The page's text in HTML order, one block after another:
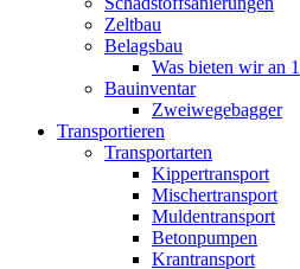
Zeltbau
Belagsbau
Was bieten wir an 1
Bauinventar
Zweiwegebagger
Transportieren
Transportarten
Kippertransport
Mischertransport
Muldentransport
Betonpumpen
Krantransport